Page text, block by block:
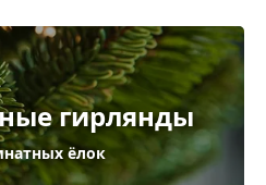
гирлянды
ёлок